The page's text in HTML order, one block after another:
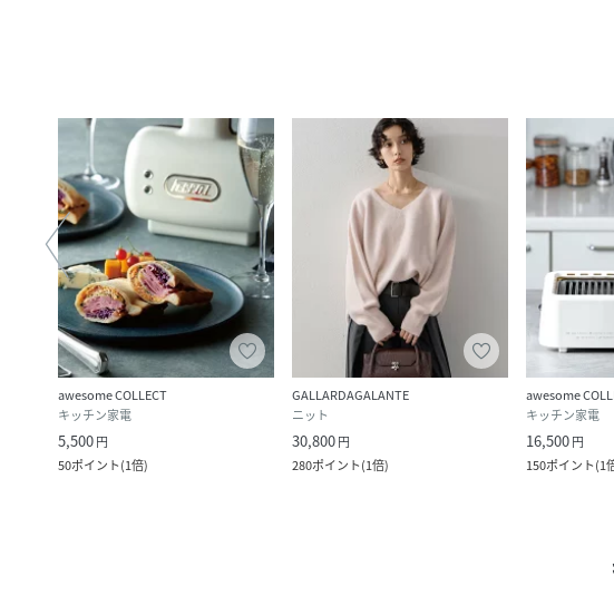
awesome COLLECT
キッチン家電
5,500円
50ポイント(1倍)
GALLARDAGALANTE
ニット
30,800円
280ポイント(1倍)
awesome
キッチン家電
16,500円
150ポイント(1